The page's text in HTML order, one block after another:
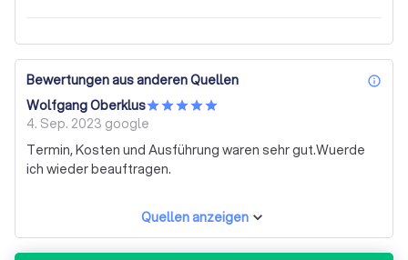
Bewertungen aus anderen Quellen
Wolfgang Oberklus
4. Sep. 2023 google
Termin, Kosten und Ausführung waren sehr gut.Wuerde
ich wieder beauftragen.
Quellen anzeigen